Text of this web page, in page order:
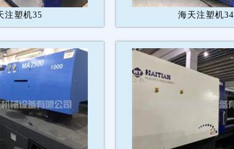
注塑机35 海天注塑机34